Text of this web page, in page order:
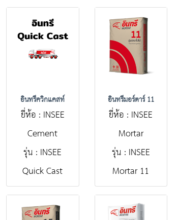
อินทรีควิกแคสท์
ยี่ห้อ : INSEE
Cement
รุ่น : INSEE
Quick Cast
อินทรีมอร์ตาร์ 11
ยี่ห้อ : INSEE
Mortar
รุ่น : INSEE
Mortar 11